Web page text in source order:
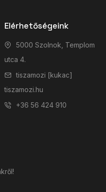
Elérhetőségeink
5000 Szolnok, Templom
utca 4.
tiszamozi [kukac]
tiszamozi.hu
+36 56 424 910